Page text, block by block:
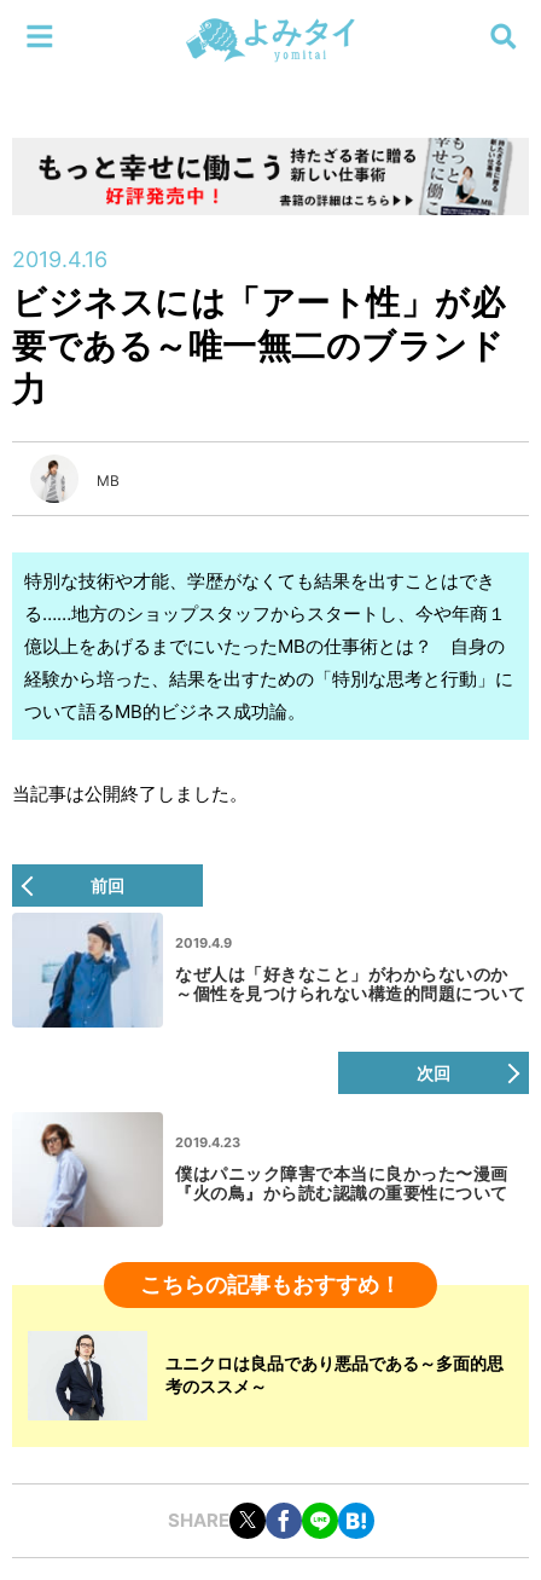
新着
新刊
編集部
メニューを閉じる
2019.4.16
ビジネスには「アート性」が必
要である～唯一無二のブランド
力
MB
特別な技術や才能、学歴がなくても結果を出すことはでき
る……地方のショップスタッフからスタートし、今や年商１
億以上をあげるまでにいたったMBの仕事術とは？ 自身の
経験から培った、結果を出すための「特別な思考と行動」に
ついて語るMB的ビジネス成功論。
当記事は公開終了しました。
前回
2019.4.9
なぜ人は「好きなこと」がわからないのか
～個性を見つけられない構造的問題について
次回
2019.4.23
僕はパニック障害で本当に良かった〜漫画
『火の鳥』から読む認識の重要性について
こちらの記事もおすすめ！
ユニクロは良品であり悪品である～多面的思
考のススメ～
SHARE